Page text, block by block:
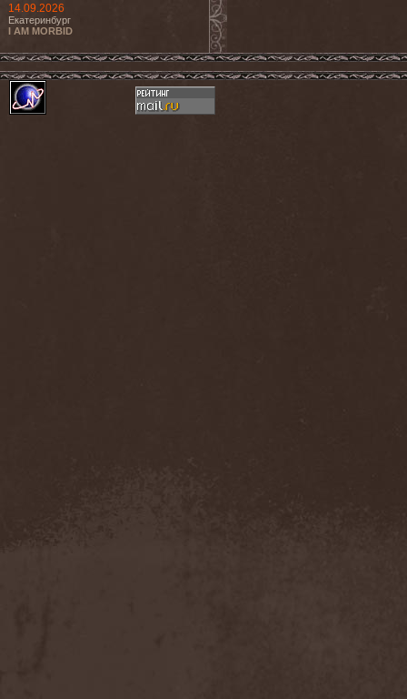
14.09.2026
Екатеринбург
I AM MORBID